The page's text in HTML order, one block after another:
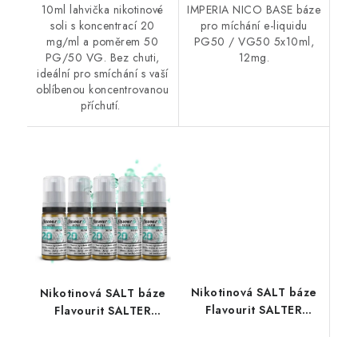
10ml lahvička nikotinové
soli s koncentrací 20
mg/ml a poměrem 50
PG/50 VG. Bez chuti,
ideální pro smíchání s vaší
oblíbenou koncentrovanou
příchutí.
IMPERIA NICO BASE báze
pro míchání e-liquidu
PG50 / VG50 5x10ml,
12mg.
Nikotinová SALT báze
Flavourit SALTER
Nikotinová SALT báze
Flavourit SALTER